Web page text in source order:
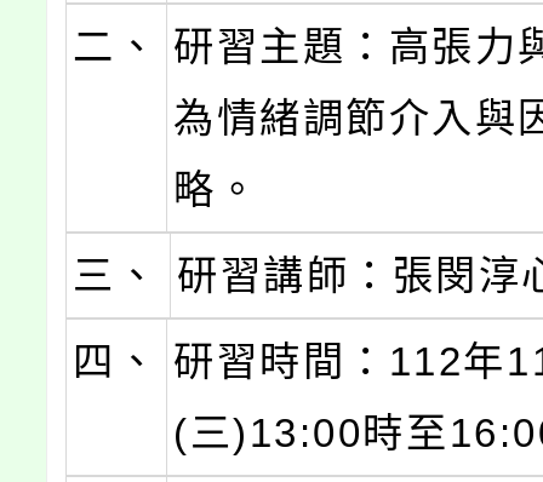
二、
研習主題：高張力
為情緒調節介入與
略。
三、
研習講師：張閔淳
四、
研習時間：112年
(三)13:00時至